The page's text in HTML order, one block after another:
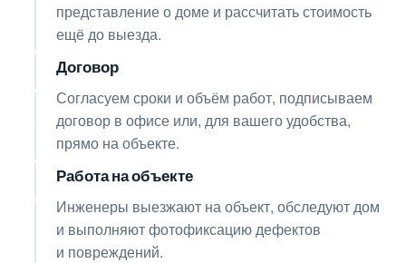
представление о доме и рассчитать стоимость
ещё до выезда.
Договор
Согласуем сроки и объём работ, подписываем
договор в офисе или, для вашего удобства,
прямо на объекте.
Работа на объекте
Инженеры выезжают на объект, обследуют дом
и выполняют фотофиксацию дефектов
и повреждений.